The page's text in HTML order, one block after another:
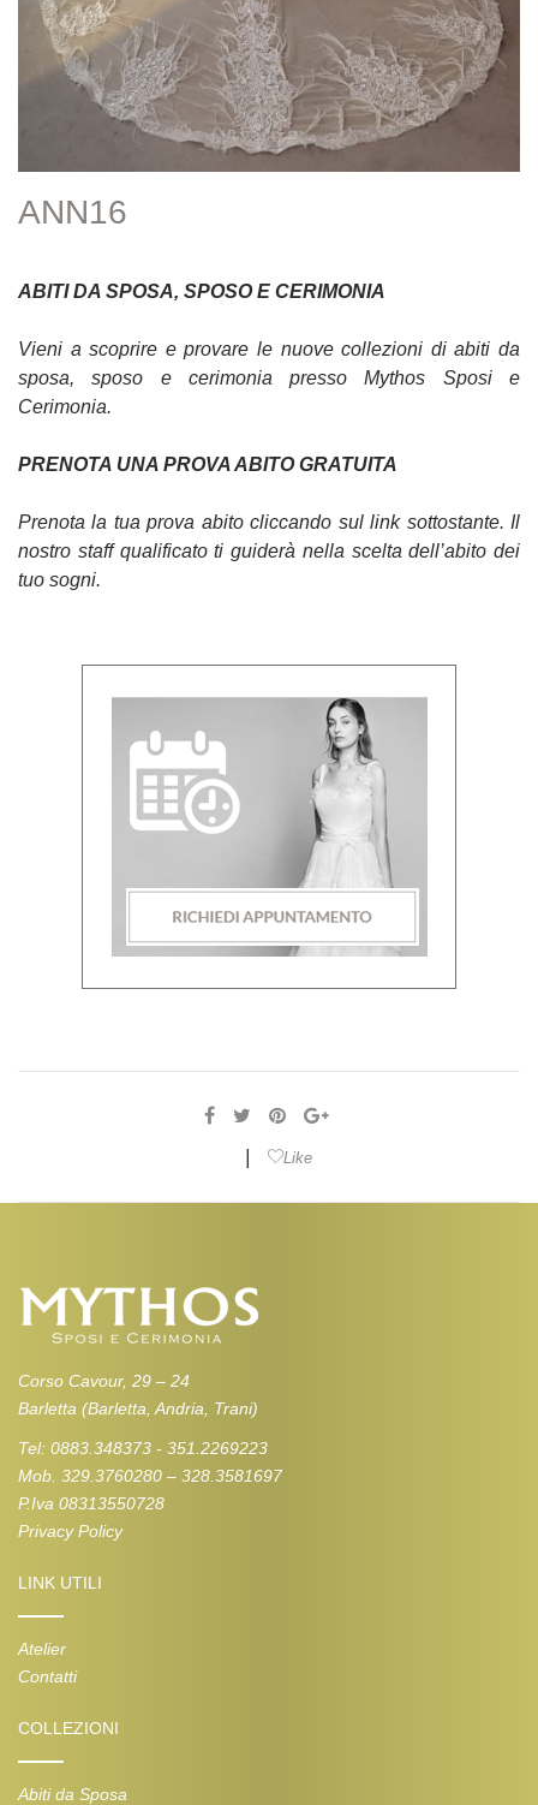
ANN16
ABITI DA SPOSA, SPOSO E CERIMONIA
Vieni a scoprire e provare le nuove collezioni di abiti da
sposa, sposo e cerimonia presso Mythos Sposi e
Cerimonia.
PRENOTA UNA PROVA ABITO GRATUITA
Prenota la tua prova abito cliccando sul link sottostante. Il
nostro staff qualificato ti guiderà nella scelta dell’abito dei
tuo sogni.
Like
Corso Cavour, 29 – 24
Barletta (Barletta, Andria, Trani)
Tel: 0883.348373 - 351.2269223
Mob. 329.3760280 – 328.3581697
P.Iva 08313550728
Privacy Policy
LINK UTILI
Atelier
Contatti
COLLEZIONI
Abiti da Sposa